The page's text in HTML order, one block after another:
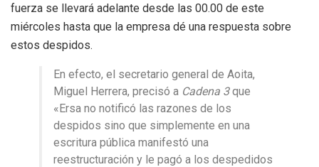
fuerza se llevará adelante desde las 00.00 de este
miércoles hasta que la empresa dé una respuesta sobre
estos despidos.
En efecto, el secretario general de Aoita,
Miguel Herrera, precisó a Cadena 3que
«Ersa no notificó las razones de los
despidos sino que simplemente en una
escritura pública manifestó una
reestructuración y le pagó a los despedidos